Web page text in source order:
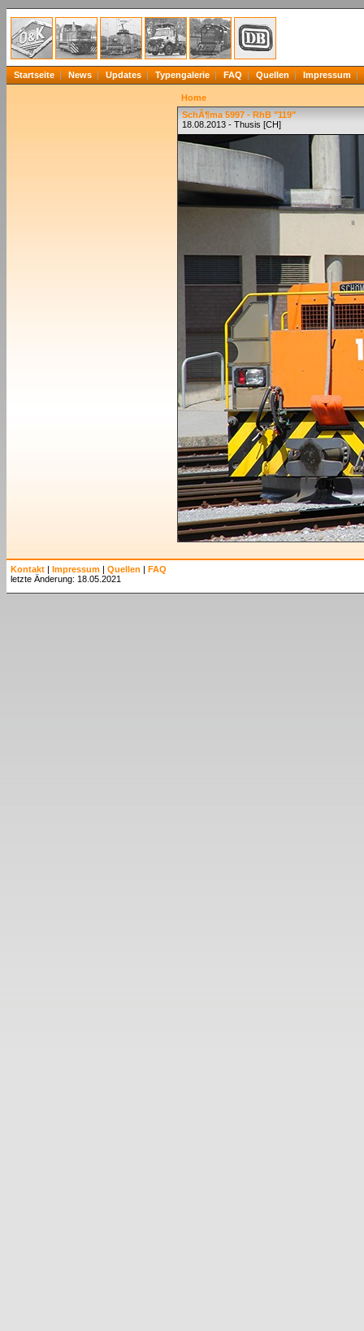
Startseite News Updates Typengalerie FAQ Quellen Impressum
Home
SchÃ¶ma 5997 - RhB "119"
18.08.2013 - Thusis [CH]
Kontakt | Impressum | Quellen | FAQ
letzte Änderung: 18.05.2021